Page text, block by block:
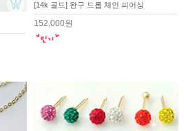
[14k 골드] 완구 드롭 체인 피어싱
152,000원